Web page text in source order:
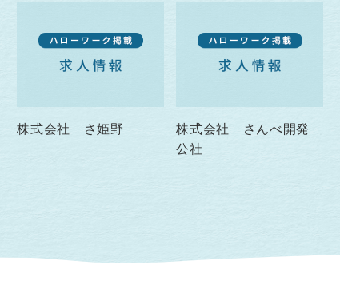
株式会社 さ姫野
株式会社 さんべ開発
公社